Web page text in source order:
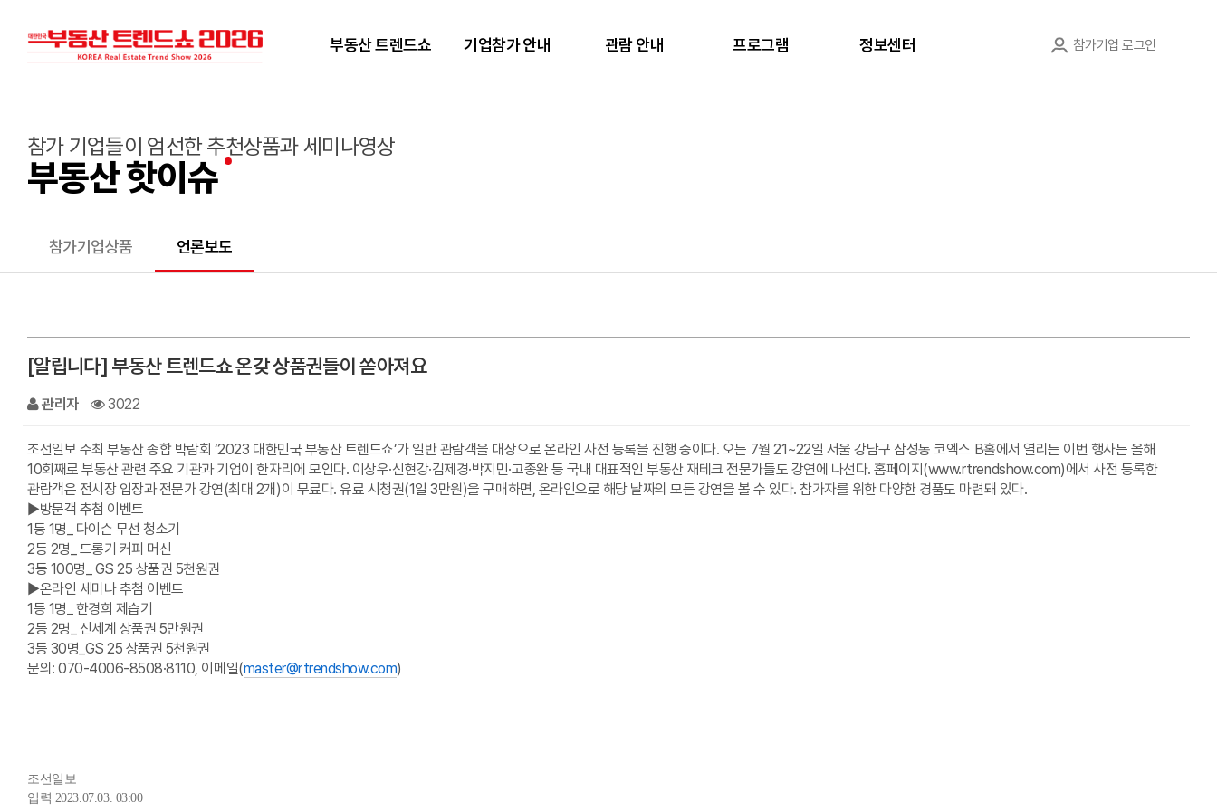
부동산 트렌드쇼 기업참가 안내 관람 안내 프로그램 정보센터 참가기업 로그인
참가 기업들이 엄선한 추천상품과 세미나영상
부동산 핫이슈
참가기업상품 언론보도
[알립니다] 부동산 트렌드쇼 온갖 상품권들이 쏟아져요
관리자 3022
조선일보 주최 부동산 종합 박람회 ‘2023 대한민국 부동산 트렌드쇼’가 일반 관람객을 대상으로 온라인 사전 등록을 진행 중이다. 오는 7월 21~22일 서울 강남구 삼성동 코엑스 B홀에서 열리는 이번 행사는 올해
10회째로 부동산 관련 주요 기관과 기업이 한자리에 모인다. 이상우·신현강·김제경·박지민·고종완 등 국내 대표적인 부동산 재테크 전문가들도 강연에 나선다. 홈페이지(www.rtrendshow.com)에서 사전 등록한
관람객은 전시장 입장과 전문가 강연(최대 2개)이 무료다. 유료 시청권(1일 3만원)을 구매하면, 온라인으로 해당 날짜의 모든 강연을 볼 수 있다. 참가자를 위한 다양한 경품도 마련돼 있다.
▶방문객 추첨 이벤트
1등 1명_ 다이슨 무선 청소기
2등 2명_ 드롱기 커피 머신
3등 100명_ GS 25 상품권 5천원권
▶온라인 세미나 추첨 이벤트
1등 1명_ 한경희 제습기
2등 2명_ 신세계 상품권 5만원권
3등 30명_GS 25 상품권 5천원권
문의: 070-4006-8508·8110, 이메일(master@rtrendshow.com)
조선일보
입력 2023.07.03. 03:00